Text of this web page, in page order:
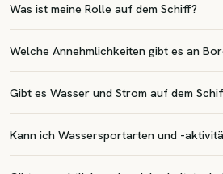
Was ist meine Rolle auf dem Schiff?
Welche Annehmlichkeiten gibt es an
Gibt es Wasser und Strom auf dem
Kann ich Wassersportarten und -